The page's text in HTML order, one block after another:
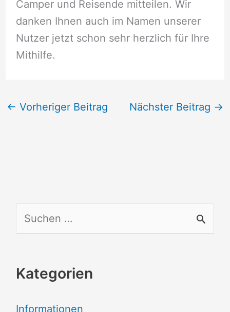
Camper und Reisende mitteilen. Wir
danken Ihnen auch im Namen unserer
Nutzer jetzt schon sehr herzlich für Ihre
Mithilfe.
← Vorheriger Beitrag Nächster Beitrag →
u
h
Kategorien
Informationen